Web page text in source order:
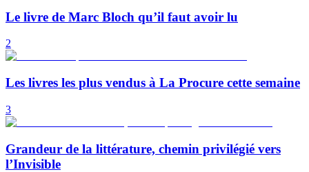
Le livre de Marc Bloch qu’il faut avoir lu
2
Les livres les plus vendus à La Procure cette semaine
3
Grandeur de la littérature, chemin privilégié vers
l’Invisible